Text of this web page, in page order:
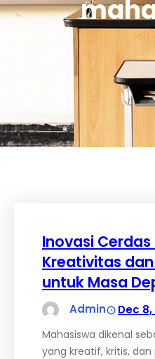
Inovasi
Kreativitas
untuk Masa
Admin Dec 8,
Mahasiswa dikenal
yang kreatif, kritis,